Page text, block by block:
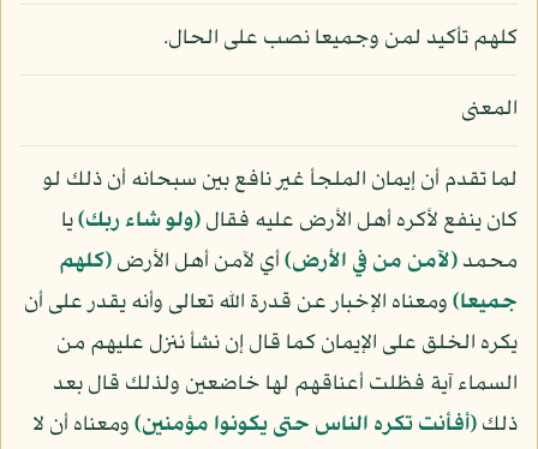
كلهم تأكيد لمن وجميعا نصب على الحال.
المعنى
لما تقدم أن إيمان الملجأ غير نافع بين سبحانه أن ذلك لو
كان ينفع لأكره أهل الأرض عليه فقال﴿ولو شاء ربك﴾يا
محمد﴿لآمن من في الأرض﴾أي لآمن أهل الأرض﴿كلهم
جميعا﴾ومعناه الإخبار عن قدرة الله تعالى وأنه يقدر على أن
يكره الخلق على الإيمان كما قال إن نشأ ننزل عليهم من
السماء آية فظلت أعناقهم لها خاضعين ولذلك قال بعد
ذلك﴿أفأنت تكره الناس حتى يكونوا مؤمنين﴾ومعناه أن لا